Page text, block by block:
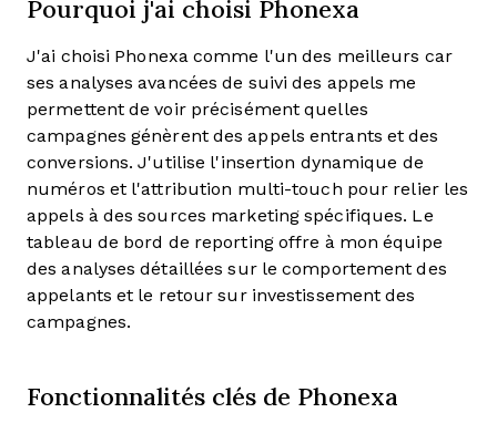
Pourquoi j'ai choisi Phonexa
J'ai choisi Phonexa comme l'un des meilleurs car
ses analyses avancées de suivi des appels me
permettent de voir précisément quelles
campagnes génèrent des appels entrants et des
conversions. J'utilise l'insertion dynamique de
numéros et l'attribution multi-touch pour relier les
appels à des sources marketing spécifiques. Le
tableau de bord de reporting offre à mon équipe
des analyses détaillées sur le comportement des
appelants et le retour sur investissement des
campagnes.
Fonctionnalités clés de Phonexa